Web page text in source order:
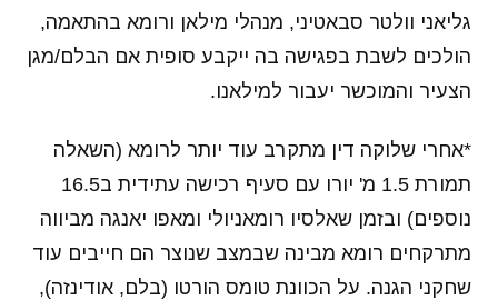
גליאני וולטר סבאטיני, מנהלי מילאן ורומא בהתאמה,
הולכים לשבת בפגישה בה ייקבע סופית אם הבלם/מגן
הצעיר והמוכשר יעבור למילאנו.
*אחרי שלוקה דין מתקרב עוד יותר לרומא (השאלה
תמורת 1.5 מ' יורו עם סעיף רכישה עתידית ב16.5
נוספים) ובזמן שאלסיו רומאניולי ומאפו יאנגה מביווה
מתרקחים רומא מבינה שבמצב שנוצר הם חייבים עוד
שחקני הגנה. על הכוונת טומס הורטו (בלם, אודינזה),